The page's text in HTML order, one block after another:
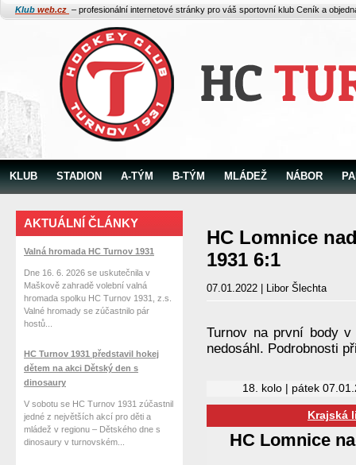
Klub web.cz – profesionální internetové stránky pro váš sportovní klub Ceník a
KLUB STADION A-TÝM B-TÝM MLÁDEŽ NÁBOR
HC Lomnice
1931 6:1
07.01.2022 | Libor Šlechta
Turnov na první body
nedosáhl. Podrobnosti
18. kolo | pátek
Krajská
HC Lomnice
AKTUÁLNÍ ČLÁNKY
Valná hromada HC Turnov 1931
Dne 16. 6. 2026 se uskutečnila v
Maškově zahradě volební valná
hromada spolku HC Turnov 1931, z.s.
Valné hromady se zúčastnilo pár
hostů...
HC Turnov 1931 představil hokej
dětem na akci Dětský den s
dinosaury
V sobotu se HC Turnov 1931 zúčastnil
jedné z největších akcí pro děti a
mládež v regionu – Dětského dne s
dinosaury v turnovském...